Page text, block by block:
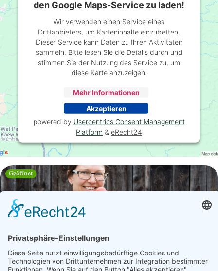
Geöffnet
den Google Maps-Service zu laden!
Wir verwenden einen Service eines
Drittanbieters, um Karteninhalte einzubetten.
Dieser Service kann Daten zu Ihren Aktivitäten
sammeln. Bitte lesen Sie die Details durch und
stimmen Sie der Nutzung des Service zu, um
diese Karte anzuzeigen.
Mehr Informationen
Akzeptieren
powered by Usercentrics Consent Management
Platform & eRecht24